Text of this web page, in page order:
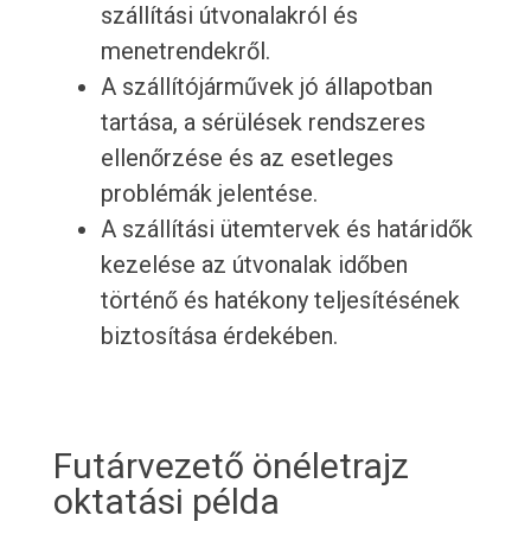
szállítási útvonalakról és
menetrendekről.
A szállítójárművek jó állapotban
tartása, a sérülések rendszeres
ellenőrzése és az esetleges
problémák jelentése.
A szállítási ütemtervek és határidők
kezelése az útvonalak időben
történő és hatékony teljesítésének
biztosítása érdekében.
Futárvezető önéletrajz
oktatási példa